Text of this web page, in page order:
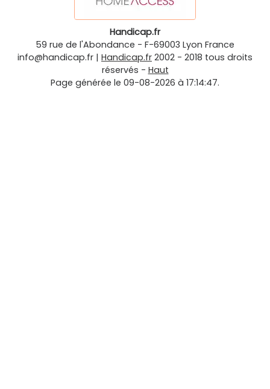
Handicap.fr
59 rue de l'Abondance - F-69003 Lyon France
info@handicap.fr | Handicap.fr 2002 - 2018 tous droits
réservés - Haut
Page générée le 09-08-2026 à 17:14:47.